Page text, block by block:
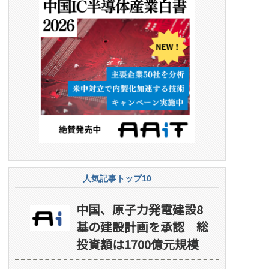
人気記事トップ10
中国、原子力発電建設8
基の建設計画を承認 総
投資額は1700億元規模